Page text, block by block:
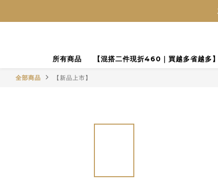
所有商品 【混搭二件現折460｜買越多省越多
全部商品 【新品上市】